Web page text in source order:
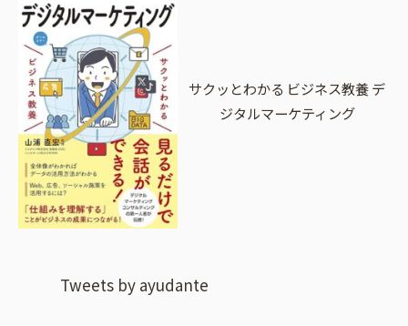
サクッとわかる ビジネス教養 デ
ジタルマーケティング
Tweets by ayudante